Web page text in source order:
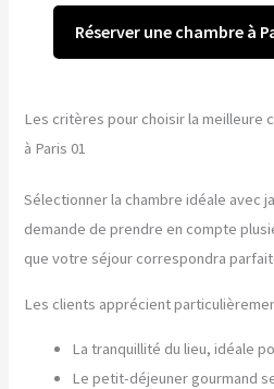
Réserver une chambre à
Les critères pour choisir la meilleure
à Paris 01
Sélectionner la chambre idéale avec
demande de prendre en compte
que votre séjour correspondra
Les clients apprécient
La tranquillité du lieu, idéale
Le petit-déjeuner gourmand